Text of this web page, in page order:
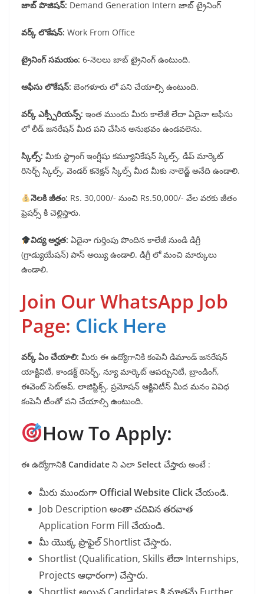
జాబ్ పొజిషన్: Demand Generation Intern జాబ్ ట్రైనింగ్
వర్క్ లొకేషన్: Work From Office
ట్రైనింగ్ సమయం: 6-నెలలు జాబ్ ట్రైనింగ్ ఉంటుంది.
ఆఫీసు లొకేషన్: బెంగళూరు లో పని చేయాల్సి ఉంటుంది.
వర్క్ ఎక్స్పీరియన్స్: ఇంత ముందు మీరు కాలేజీ లేదా ఏదైనా ఆఫీసు
లో లీడ్ జనరేషన్ మీద పని చేసిన అనుభవం ఉండవలెను.
స్కిల్స్: మీకు స్ట్రాంగ్ ఇంగ్షీషు కమ్యూనికేషన్ స్కిల్స్, డీప్ మార్కెట్
రిసెర్చ్ స్కిల్స్, వెండర్ కనెక్షన్ స్కిల్స్ మీద మీకు నాలెడ్జ్ అనేది ఉండాలి.
నెలకి జీతం: Rs. 30,000/- నుంచి Rs.50,000/- వేల వరకు జీతం
ఫ్రెషర్స్ కి చెల్లిస్తారు.
విద్య అర్హత: ఏదైనా గుర్తింపు పొందిన కాలేజీ నుండి డిగ్రీ
(గ్రాడ్యుయేషన్) పాస్ అయ్యి ఉండాలి. డిగ్రీ లో మంచి మార్కులు
ఉండాలి.
Join Our WhatsApp Job
Page: Click Here
వర్క్ ఏం చేయాలి: మీరు ఈ ఉద్యోగానికి కంపెనీ డిమాండ్ జనరేషన్
యాక్టివిటీ, కాండక్ట్ రిసెర్చ్, న్యూ మార్కెట్ ఆపర్చునిటీ, బ్రాండింగ్,
ఈవెంట్ సెట్అప్, లాజిస్టిక్స్, ప్రమోషన్ ఆక్టివిటీస్ మీద మనం వివిధ
కంపెనీ టీంతో పని చేయాల్సి ఉంటుంది.
How To Apply:
ఈ ఉద్యోగానికి Candidate ని ఎలా Select చేస్తారు అంటే :
మీరు ముందుగా Official Website Clickచేయండి.
Job Description అంతా చదివిన తరవాత
Application Form Fill చేయండి.
మీ యొక్క ప్రొఫైల్ Shortlist చేస్తారు.
Shortlist (Qualification, Skills లేదా Internships,
Projects ఆధారంగా) చేస్తారు.